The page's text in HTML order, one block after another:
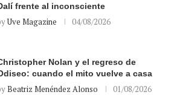
frente al inconsciente
Uve Magazine 04/08/2026
Nolan y el regreso de
cuando el mito vuelve a casa
Beatriz Menéndez Alonso 01/08/2026